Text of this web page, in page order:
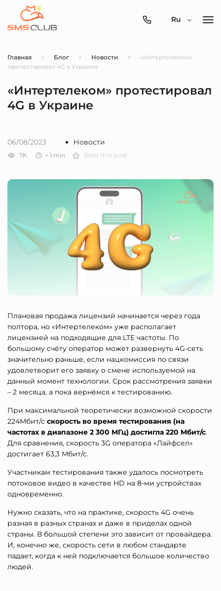
0800-
Ru
Главная Блог Новости
«Интертелеком»
протестировал 4G в Украине
«Интертелеком» протестировал
4G в Украине
06/08/2023 Новости
7K < 1 min Rate this post
Плановая продажа лицензий начинается через года
полтора, но «Интертелеком» уже располагает
лицензией на подходящие для LTE частоты. По
большому счёту оператор может развернуть 4G-сеть
значительно раньше, если нацкомиссия по связи
удовлетворит его заявку о смене используемой на
данный момент технологии. Срок рассмотрения заявки
– 2 месяца, а пока вернёмся к тестированию.
При максимальной теоретически возможной скорости
224Мбит/с скорость во время тестирования (на
частотах в диапазоне 2 300 МГц) достигла 220 Мбит/с.
Для сравнения, скорость 3G оператора «Лайфсел»
достигает 63,3 Мбит/с.
Участникам тестирования также удалось посмотреть
потоковое видео в качестве HD на 8-ми устройствах
одновременно.
Нужно сказать, что на практике, скорость 4G очень
разная в разных странах и даже в приделах одной
страны. В большой степени это зависит от провайдера.
И, конечно же, скорость сети в любом стандарте
падает, когда к ней подключается большое количество
людей.